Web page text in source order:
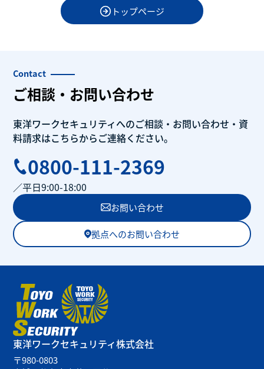
トップページ
Contact
ご相談・お問い合わせ
東洋ワークセキュリティへのご相談・ お問い合わせ・ 資
料請求はこちらからご連絡ください。
0800-111-2369
／平日9:00-18:00
お問い合わせ
拠点へのお問い合わせ
東洋ワークセキュリティ株式会社
〒980-0803